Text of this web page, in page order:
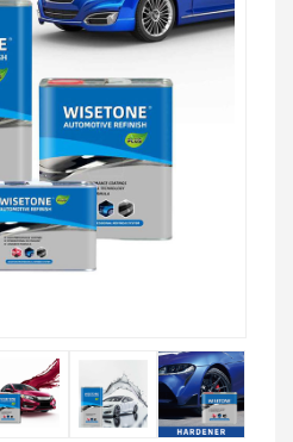
Deutsch
Русский
Español
Português
日本語
بالعربية
فارسی